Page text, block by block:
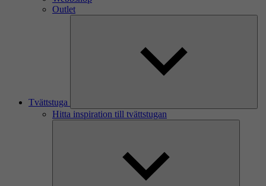
Outlet
Tvättstuga
Hitta inspiration till tvättstugan